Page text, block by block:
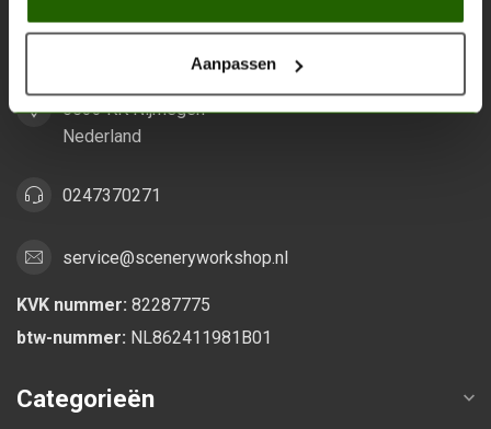
Aanpassen
Alles voor je miniature wargaming en scenery
6533 KK Nijmegen
Nederland
0247370271
service@sceneryworkshop.nl
KVK nummer: 82287775
btw-nummer: NL862411981B01
Categorieën